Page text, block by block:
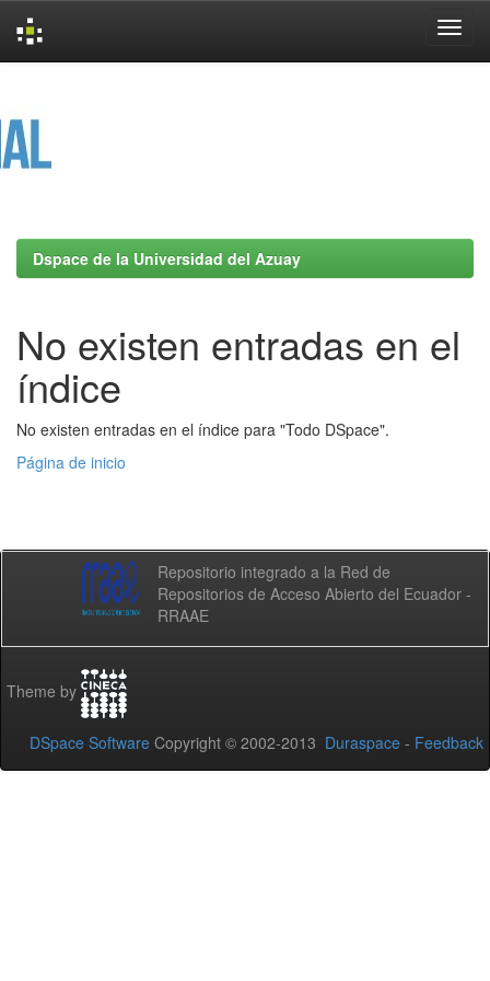
Dspace de la Universidad del Azuay
No existen entradas en el
índice
No existen entradas en el índice para "Todo DSpace".
Página de inicio
Repositorio integrado a la Red de
Repositorios de Acceso Abierto del Ecuador -
RRAAE
Theme by
DSpace Software Copyright © 2002-2013 Duraspace - Feedback